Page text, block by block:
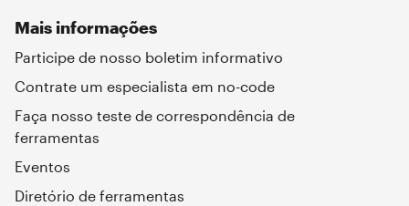
Mais informações
Participe de nosso boletim informativo
Contrate um especialista em no-code
Faça nosso teste de correspondência de
ferramentas
Eventos
Diretório de ferramentas